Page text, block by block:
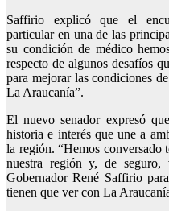
Saffirio explicó que el
particular en una de las
su condición de médico
respecto de algunos desafíos
para mejorar las condiciones
La Araucanía”.
El nuevo senador expresó
historia e interés que une a
la región. “Hemos conversado
nuestra región y, de
Gobernador René Saffirio
tienen que ver con La